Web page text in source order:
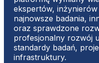
ekspertów,
najnowsze badania,
oraz sprawdzone
profesjonalny rozwój
standardy badań,
infrastruktury.